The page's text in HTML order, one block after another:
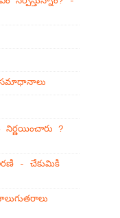
సమాధానాలు
నిర్ణయించారు ?
- చేకుమికి